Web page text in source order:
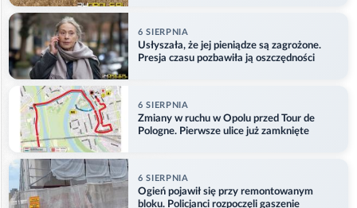
6 SIERPNIA
Usłyszała, że jej pieniądze są zagrożone.
Presja czasu pozbawiła ją oszczędności
6 SIERPNIA
Zmiany w ruchu w Opolu przed Tour de
Pologne. Pierwsze ulice już zamknięte
6 SIERPNIA
Ogień pojawił się przy remontowanym
bloku. Policjanci rozpoczęli gaszenie